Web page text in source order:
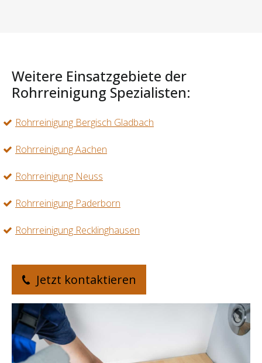
Weitere Einsatzgebiete der
Rohrreinigung Spezialisten:
Rohrreinigung Bergisch Gladbach
Rohrreinigung Aachen
Rohrreinigung Neuss
Rohrreinigung Paderborn
Rohrreinigung Recklinghausen
Jetzt kontaktieren